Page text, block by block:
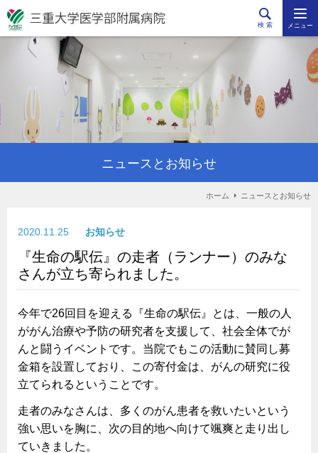
検 索 メニュー
ニュースとお知らせ
ホーム ニュースとお知らせ
2020.11.25 お知らせ
『生命の駅伝』の走者（ランナー）のみな
さんが立ち寄られました。
今年で26回目を迎える『生命の駅伝』とは、一般の人
ががん治療や予防の研究者を支援して、社会全体でが
んと闘うイベントです。当院でもこの活動に賛同し募
金箱を設置しており、この寄付金は、がんの研究に役
立てられるということです。
走者のみなさんは、多くのがん患者を救いたいという
強い思いを胸に、次の目的地へ向けて颯爽と走り出し
ていきました。